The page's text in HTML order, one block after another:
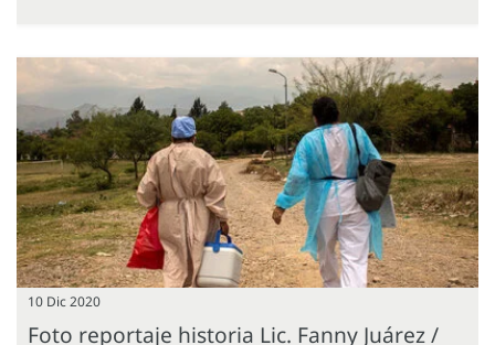
10 Dic 2020
Foto reportaje historia Lic. Fanny Juárez /